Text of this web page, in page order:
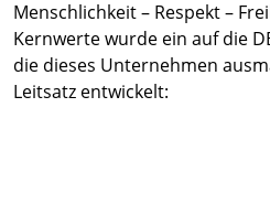
Menschlichkeit – Respekt –
Kernwerte wurde ein auf die
die dieses Unternehmen
Leitsatz entwickelt: